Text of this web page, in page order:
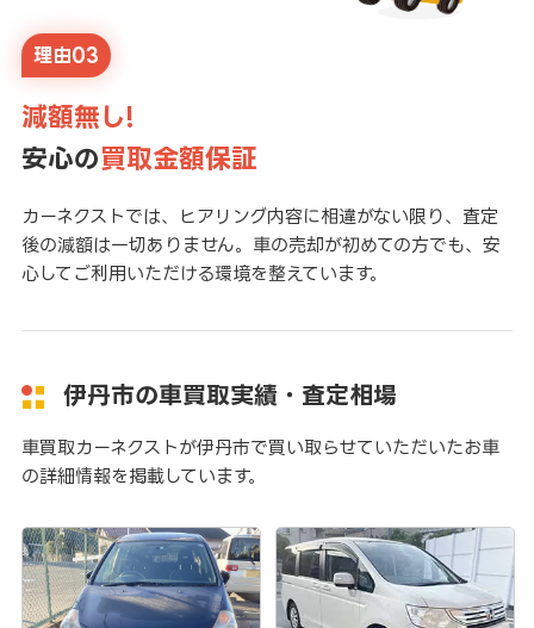
理由03
減額無し!
安心の買取金額保証
カーネクストでは、ヒアリング内容に相違がない限り、査定
後の減額は一切ありません。車の売却が初めての方でも、安
心してご利用いただける環境を整えています。
伊丹市の車買取実績・査定相場
車買取カーネクストが伊丹市で買い取らせていただいたお車
の詳細情報を掲載しています。